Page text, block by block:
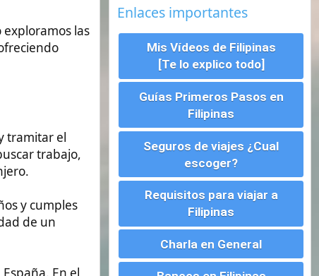
Guías Primeros Pasos en
Filipinas
Seguros de viajes ¿Cual
escoger?
Requisitos para viajar a
Charla en General
Bancos en Filipinas
Empleo en Filipinas
Como Enviar Dinero a Filipinas
Vivienda, Alquiler, Compra y